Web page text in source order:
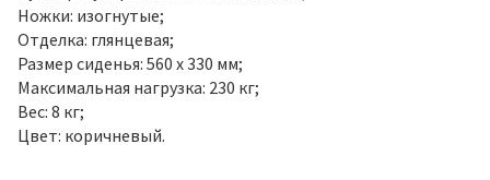
Ножки: изогнутые;
Отделка: глянцевая;
Размер сиденья: 560 х 330 мм;
Максимальная нагрузка: 230 кг;
Вес: 8 кг;
Цвет: коричневый.